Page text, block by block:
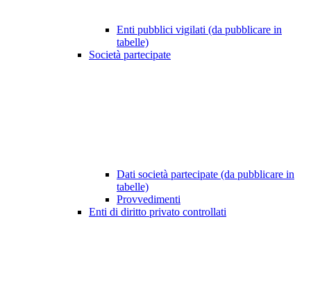
Enti pubblici vigilati (da pubblicare in
tabelle)
Società partecipate
Dati società partecipate (da pubblicare in
tabelle)
Provvedimenti
Enti di diritto privato controllati